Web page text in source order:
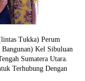
Tukka) Perum
Kel Sibuluan
Sumatera Utara.
Terhubung Dengan